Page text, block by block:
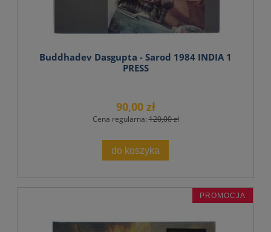
Buddhadev Dasgupta - Sarod 1984 INDIA 1
PRESS
90,00 zł
Cena regularna:120,00 zł
do koszyka
PROMOCJA